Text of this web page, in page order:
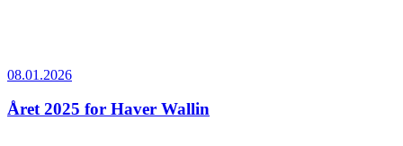
08.01.2026
Året 2025 for Haver Wallin